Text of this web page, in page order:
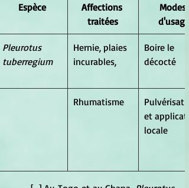
​Espèce
​Affections
traitées
​Modes
d'usage
Pleurotus
tuberregium
​Hernie, plaies
incurables,
​Boire le
décocté
Rhumatisme
et
locale